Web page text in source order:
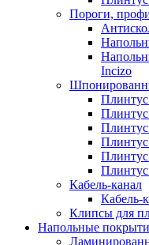
Пороги,
Incizo
Кабель-канал
Кабель-
Клипсы для
Напольные